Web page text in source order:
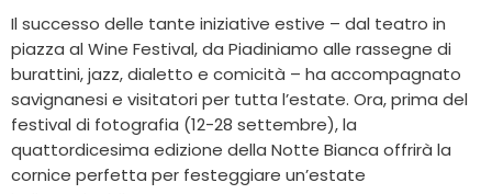
Il successo delle tante iniziative estive – dal teatro in
piazza al Wine Festival, da Piadiniamo alle rassegne di
burattini, jazz, dialetto e comicità – ha accompagnato
savignanesi e visitatori per tutta l’estate. Ora, prima del
festival di fotografia (12-28 settembre), la
quattordicesima edizione della Notte Bianca offrirà la
cornice perfetta per festeggiare un’estate